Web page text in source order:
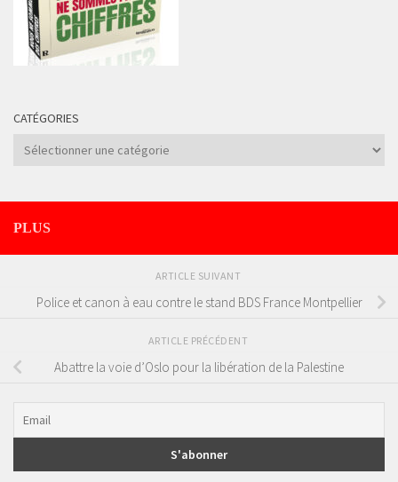
CATÉGORIES
Catégories
PLUS
ARTICLE SUIVANT
Police et canon à eau contre le stand BDS France Montpellier
ARTICLE PRÉCÉDENT
Abattre la voie d’Oslo pour la libération de la Palestine